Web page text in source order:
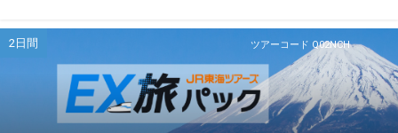
ツアーコード Q02NCH
2日間